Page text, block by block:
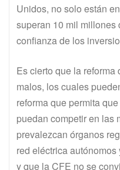
Unidos, no solo están
superan 10 mil millones
confianza de los
Es cierto que la
malos, los cuales
reforma que permita
puedan competir en las
prevalezcan órganos
red eléctrica
y que la CFE no se